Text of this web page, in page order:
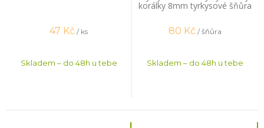
47 Kč / ks
Skladem – do 48h u tebe
korálky 8mm tyrkysové šňůra
80 Kč / šňůra
Skladem – do 48h u tebe